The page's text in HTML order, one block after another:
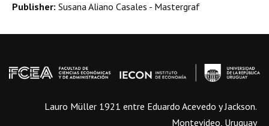
Publisher: Susana Aliano Casales - Mastergraf
Lauro Müller 1921 entre Eduardo Acevedo y Jackson.
Montevideo, Uruguay